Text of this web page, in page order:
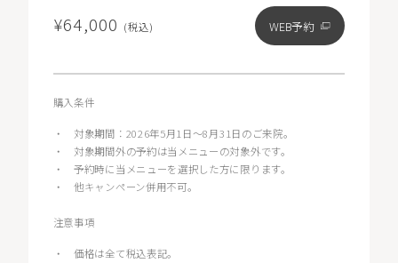
¥64,000 (税込) WEB予約
購入条件
・ 対象期間：2026年5月1日〜8月31日のご来院。
・ 対象期間外の予約は当メニューの対象外です。
・予約時に当メニューを選択した方に限ります。
・他キャンペーン併用不可。
注意事項
・価格は全て税込表記。